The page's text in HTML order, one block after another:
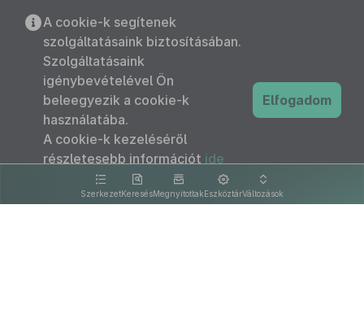
SzerkezetKeresésMegnyitottakEszköztárVáltozások
A cookie-k segítenek
szolgáltatásaink biztosításában.
Szolgáltatásaink
igénybevételével Ön
beleegyezik a cookie-k
használatába.
A cookie-k kezeléséről
részletesebb információt ide
kattintva olvashat.
Elfogadom